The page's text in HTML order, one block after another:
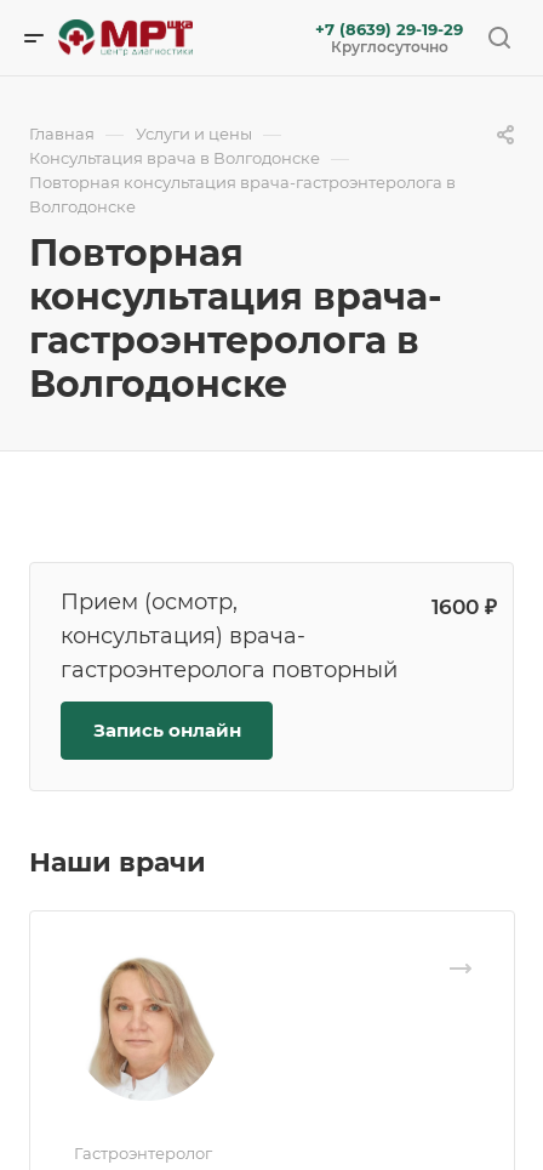
+7 (8639) 29-19-29
Круглосуточно
Главная — Услуги и цены —
Консультация врача в Волгодонске —
Повторная консультация врача-гастроэнтеролога в
Волгодонске
Повторная
консультация врача-
гастроэнтеролога в
Волгодонске
Прием (осмотр,
консультация) врача-
гастроэнтеролога повторный
1600 ₽
Запись онлайн
Наши врачи
Гастроэнтеролог